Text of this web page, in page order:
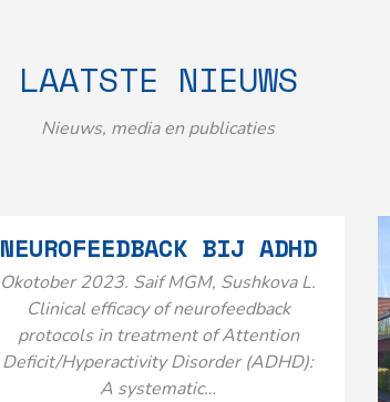
LAATSTE NIEUWS
Nieuws, media en publicaties
NEUROFEEDBACK BIJ ADHD
Okotober 2023. Saif MGM, Sushkova L.
Clinical efficacy of neurofeedback
protocols in treatment of Attention
Deficit/Hyperactivity Disorder (ADHD):
A systematic…